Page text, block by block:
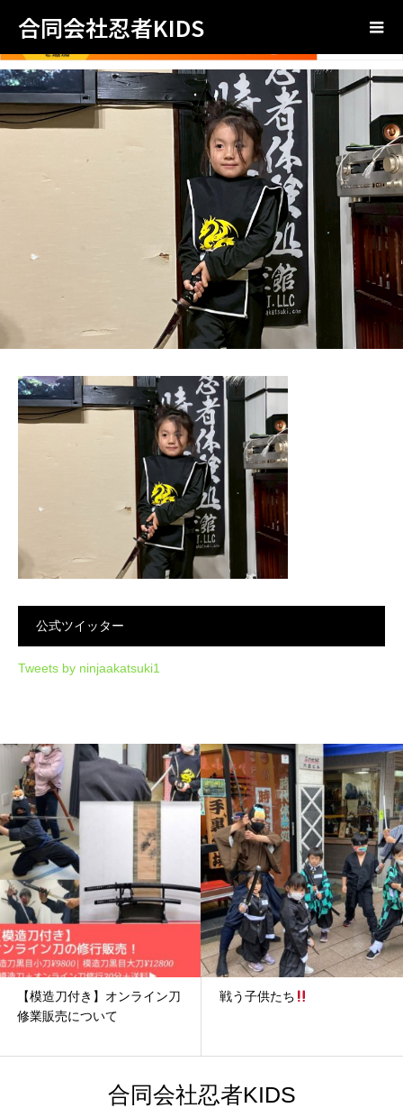
合同会社忍者KIDS
公式ツイッター
Tweets by ninjaakatsuki1
【模造刀付き】オンライン刀
修業販売について
戦う子供たち
合同会社忍者KIDS